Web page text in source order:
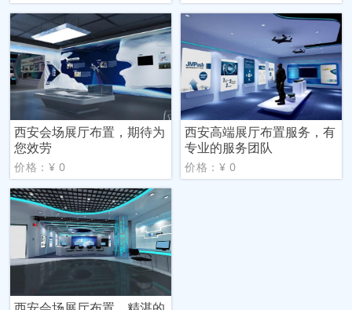
西安会场展厅布置，期待为
您效劳
价格：¥ 0
西安高端展厅布置服务，有
专业的服务团队
价格：¥ 0